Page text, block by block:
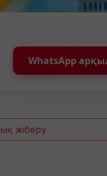
WhatsApp
жіберу